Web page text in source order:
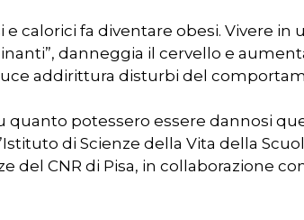
calorici fa diventare obesi. Vivere
danneggia il cervello e
addirittura disturbi del
quanto potessero essere dannosi
di Scienze della Vita della
del CNR di Pisa, in collaborazione